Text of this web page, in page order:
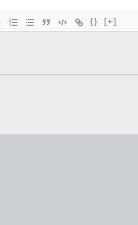
{} [+]